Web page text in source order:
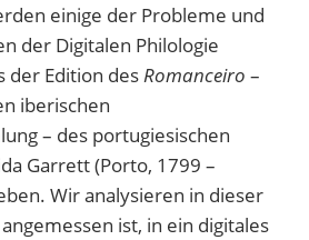
einige der Probleme und
der Digitalen Philologie
der Edition desRomanceiro –
iberischen
– des portugiesischen
Garrett (Porto, 1799 –
Wir analysieren in dieser
ist, in ein digitales